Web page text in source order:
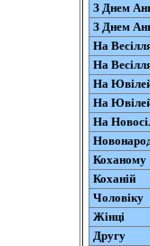
З Днем
З Днем
На
На
На
На Ювілей
На
Коханому
Коханій
Чоловіку
Жінці
Другу